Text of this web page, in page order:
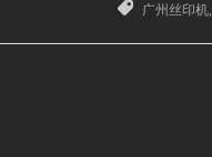
广州丝印机